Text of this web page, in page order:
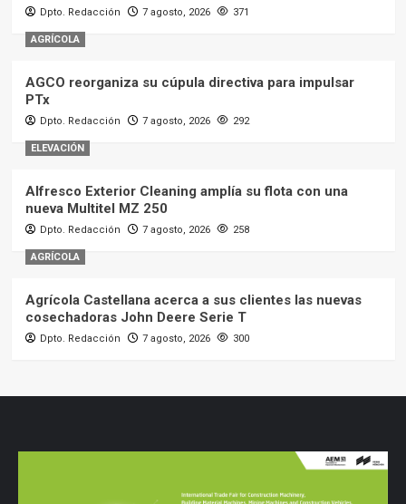
Dpto. Redacción 7 agosto, 2026 371
AGRÍCOLA
AGCO reorganiza su cúpula directiva para impulsar
PTx
Dpto. Redacción 7 agosto, 2026 292
ELEVACIÓN
Alfresco Exterior Cleaning amplía su flota con una
nueva Multitel MZ 250
Dpto. Redacción 7 agosto, 2026 258
AGRÍCOLA
Agrícola Castellana acerca a sus clientes las nuevas
cosechadoras John Deere Serie T
Dpto. Redacción 7 agosto, 2026 300